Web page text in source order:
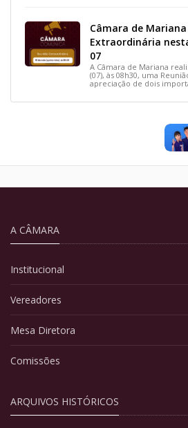
Câmara de
Extraordinária
07
A Câmara de Mariana
(07), às 08h30, uma
apreciação de dois
A CÂMARA
Institucional
Vereadores
Mesa Diretora
Comissões
ARQUIVOS HISTÓRICOS